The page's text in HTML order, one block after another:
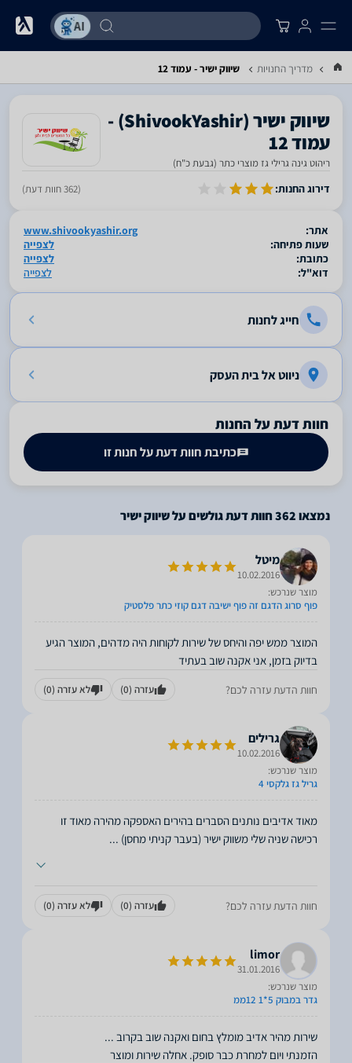
מדריך החנויות שיווק ישיר - עמוד 12
‎שיווק ישיר‎ ‏(ShivookYashir) -
עמוד 12
ריהוט גינה גרילי גז מוצרי כתר (גבעת כ"ח)
דירוג החנות: (362 חוות דעת)
אתר:
www.shivookyashir.org
שעות פתיחה:
לצפייה
כתובת:
לצפייה
דוא"ל:
לצפייה
חייג לחנות
ניווט אל בית העסק
חוות דעת על החנות
כתיבת חוות דעת על חנות זו
נמצאו362חוות דעת גולשים על שיווק ישיר
מיטל
10.02.2016
מוצר שנרכש:
פוף סרוג הדגם זה פוף ישיבה דגם קוזי כתר פלסטיק
המוצר ממש יפה והיחס של שירות לקוחות היה מדהים, המוצר הגיע
בדיוק בזמן, אני אקנה שוב בעתיד
חוות הדעת עזרה לכם? עזרה (0) לא עזרה (0)
גרילים
10.02.2016
מוצר שנרכש:
גריל גז גלקסי 4
מאוד אדיבים נותנים הסברים בהירים האספקה מהירה מאוד זו
רכישה שניה שלי משווק ישיר (בעבר קניתי מחסן) ...
חוות הדעת עזרה לכם? עזרה (0) לא עזרה (0)
limor
31.01.2016
מוצר שנרכש:
גדר במבוק 5*1 12ממ
הזמנתי ויום למחרת כבר סופק. אחלה שירות ומוצר